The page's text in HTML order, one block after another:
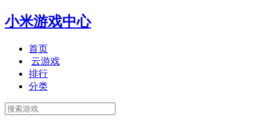
小米游戏中心
首页
云游戏
排行
分类